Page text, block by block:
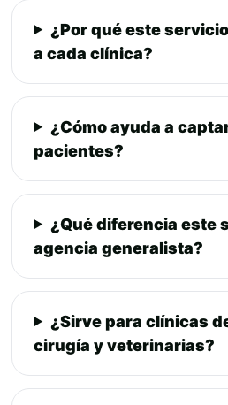
¿Por qué este
a cada clínica?
¿Cómo ayuda a
pacientes?
¿Qué diferencia este
agencia generalista?
¿Sirve para clínicas
cirugía y veterinarias?